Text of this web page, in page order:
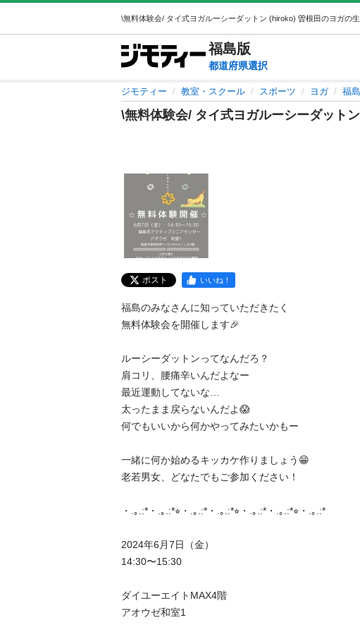
福島版
都道府県選択
ジモティー 教室・スクール スポーツ ヨガ 福
\無料体験会/ タイ式ヨガルーシーダットン
ポスト いいね！
福島のみなさんに知っていただきたく
無料体験会を開催します🎉
ルーシーダットンってなんだろ？
肩コリ、腰痛辛いんだよなー
最近運動してないな…
太ったまま戻らないんだよ😱
何でもいいから何かやってみたいかもー
一緒に何か始めるキッカケ作りましょう😁
老若男女、どなたでもご参加ください！
︎・.｡.:*︎・.｡.:*⭐︎︎・.｡.:*︎・.｡.:*⭐︎︎・.｡.:*︎・.｡.:*⭐︎︎・.｡.:*
2024年6月7日（金）
14:30〜15:30
ダイユーエイトMAX4階
アオウゼ和室1